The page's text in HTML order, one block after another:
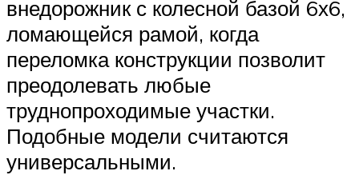
внедорожник с колесной базой 6х6,
ломающейся рамой, когда
переломка конструкции позволит
преодолевать любые
труднопроходимые участки.
Подобные модели считаются
универсальными.